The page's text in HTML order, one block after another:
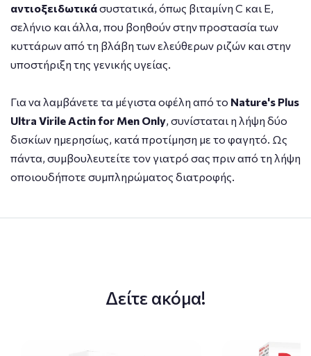
αντιοξειδωτικάσυστατικά, όπως βιταμίνη C και E,
σελήνιο και άλλα, που βοηθούν στην προστασία των
κυττάρων από τη βλάβη των ελεύθερων ριζών και στην
υποστήριξη της γενικής υγείας.
Για να λαμβάνετε τα μέγιστα οφέλη από το Nature's Plus
Ultra Virile Actin for Men Only, συνίσταται η λήψη δύο
δισκίων ημερησίως, κατά προτίμηση με το φαγητό. Ως
πάντα, συμβουλευτείτε τον γιατρό σας πριν από τη λήψη
οποιουδήποτε συμπληρώματος διατροφής.
Δείτε ακόμα!